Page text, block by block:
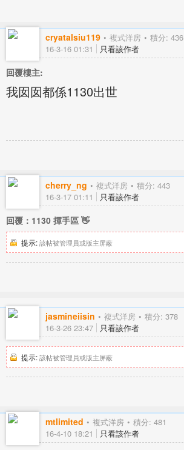
cryatalsiu119 複式洋房 積分: 436
16-3-16 01:31 只看該作者
回覆樓主:
我囡囡都係1130出世
cherry_ng 複式洋房 積分: 443
16-3-17 01:11 只看該作者
回覆：1130 揮手區 👋
提示: 該帖被管理員或版主屏蔽
jasmineiisin 複式洋房 積分: 378
16-3-26 23:47 只看該作者
提示: 該帖被管理員或版主屏蔽
mtlimited 複式洋房 積分: 481
16-4-10 18:21 只看該作者